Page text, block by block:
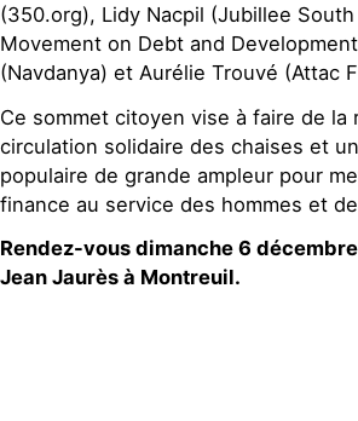
(350.org), Lidy Nacpil (Jubillee
Movement on Debt and
(Navdanya) et Aurélie Trouvé (Attac
Ce sommet citoyen vise à faire de la
circulation solidaire des chaises et
populaire de grande ampleur pour
finance au service des hommes et
Rendez-vous dimanche 6
Jean Jaurès à Montreuil.